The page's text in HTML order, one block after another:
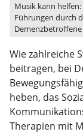
Musik kann
Führungen durch
Wie zahlreiche
beitragen, bei
heben, das
Therapien mit